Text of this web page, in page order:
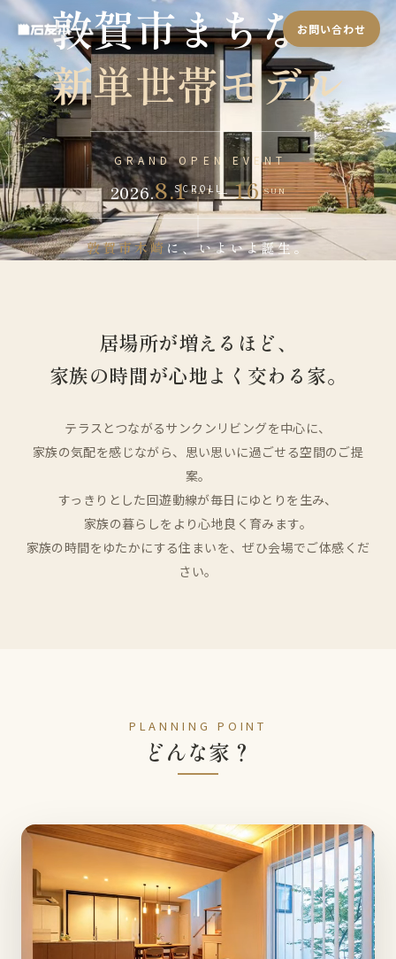
お問い合わせ
敦賀市まちなか
新単世帯モデル
GRAND OPEN EVENT
2026.8.1 SAT – 16 SUN
敦賀市木崎に、いよいよ誕生。
SCROLL
居場所が増えるほど、
家族の時間が心地よく交わる家。
テラスとつながるサンクンリビングを中心に、
家族の気配を感じながら、思い思いに過ごせる空間のご提
案。
すっきりとした回遊動線が毎日にゆとりを生み、
家族の暮らしをより心地良く育みます。
家族の時間をゆたかにする住まいを、ぜひ会場でご体感くだ
さい。
PLANNING POINT
どんな家？